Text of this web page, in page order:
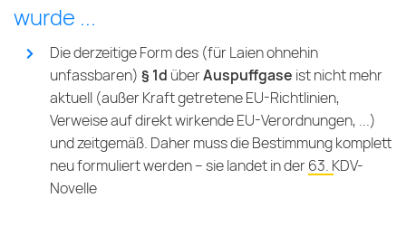
wurde ...
Die derzeitige Form des (für Laien ohnehin
unfassbaren) § 1d überAuspuffgase ist nicht mehr
aktuell (außer Kraft getretene EU-Richtlinien,
Verweise auf direkt wirkende EU-Verordnungen, ...)
und zeitgemäß. Daher muss die Bestimmung komplett
neu formuliert werden – sie landet in der63. KDV-
Novelle